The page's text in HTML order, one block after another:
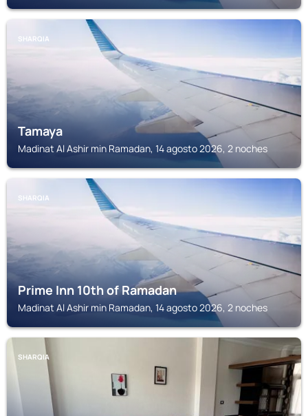
SHARQIA
Tamaya
Madinat Al Ashir min Ramadan, 14 agosto 2026, 2 noches
SHARQIA
Prime Inn 10th of Ramadan
Madinat Al Ashir min Ramadan, 14 agosto 2026, 2 noches
SHARQIA